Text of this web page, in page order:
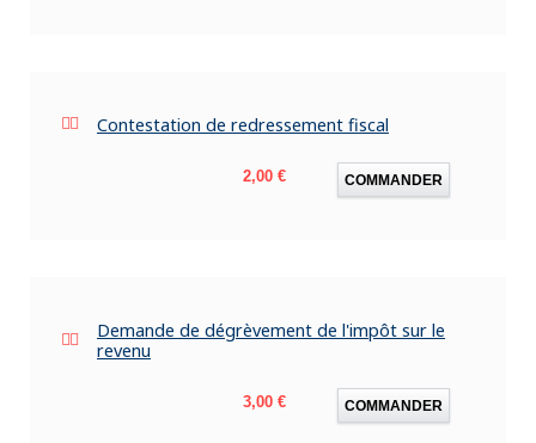
Contestation de redressement fiscal
Prix
2,00 € COMMANDER
Demande de dégrèvement de l'impôt sur le
revenu
Prix
3,00 € COMMANDER